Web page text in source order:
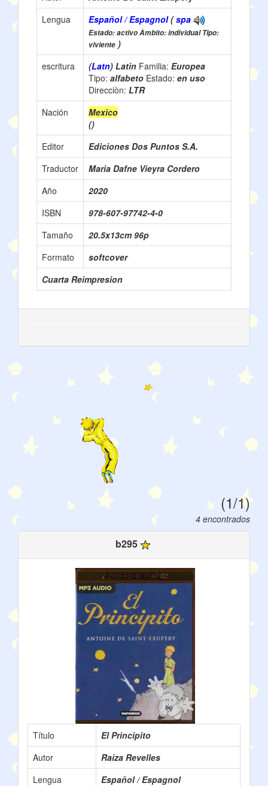
Lengua
Español / Espagnol(spa
Estado: activo Àmbito: individual Tipo:
viviente )
escritura
(Latn) Latin Familia: Europea
Tipo: alfabeto Estado: en uso
Direcciòn: LTR
Nación
Mexico
()
Editor
Ediciones Dos Puntos S.A.
Traductor
Maria Dafne Vieyra Cordero
Año
2020
ISBN
978-607-97742-4-0
Tamaño
20.5x13cm 96p
Formato
softcover
Cuarta Reimpresion
(1/1)
4 encontrados
b295
Título
El Principito
Autor
Raiza Revelles
Lengua
Español / Espagnol